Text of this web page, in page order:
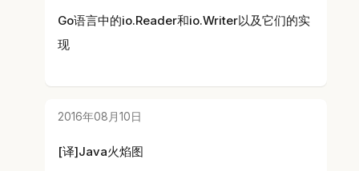
Go语言中的io.Reader和io.Writer以及它们的实
现
2016年08月10日
[译]Java火焰图